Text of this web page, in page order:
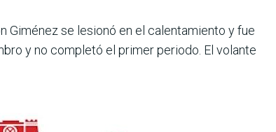
Giménez se lesionó en el calentamiento y fue
y no completó el primer periodo. El volante